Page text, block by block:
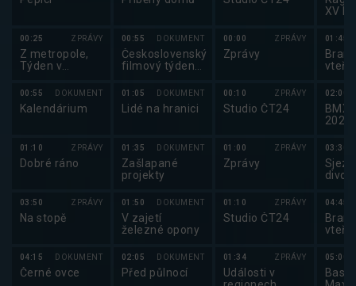
00:25 ZPRÁVY
Z metropole,
Týden v
00:55 DOKUMENT
Kalendárium
01:10 ZPRÁVY
Dobré ráno
03:50 ZPRÁVY
Na stopě
04:15 DOKUMENT
Černé ovce
00:55 DOKUMENT
Československý
filmový týdeník
(1591/2379)
01:05 DOKUMENT
Lidé na hranici
01:35 DOKUMENT
Zašlapané
projekty
01:50 DOKUMENT
V zajetí
železné opony
02:05 DOKUMENT
Před půlnocí
00:00 ZPRÁVY
Zprávy
00:10 ZPRÁVY
Studio ČT24
01:00 ZPRÁVY
Zprávy
01:10 ZPRÁVY
Studio ČT24
01:34 ZPRÁVY
Události v
XV
01:45
02:00
2025
03:30
04:45
05:00